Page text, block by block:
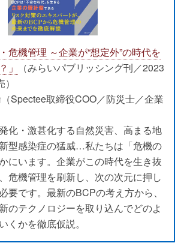
危機管理 ～企業が“想定外”の時代を
」
（みらいパブリッシング刊／2023
Spectee取締役COO／防災士／企業
化・激甚化する自然災害、高まる地
型感染症の猛威…私たちは「危機の
にいます。企業がこの時代を生き抜
危機管理を刷新し、次の次元に押し
要です。最新のBCPの考え方から、
のテクノロジーを取り込んでどのよ
くかを徹底仮説。